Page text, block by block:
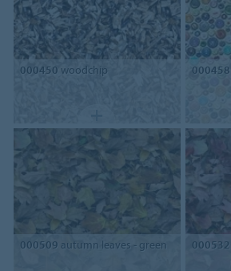
000450 woodchip 000458
000509 autumn leaves - green 000532